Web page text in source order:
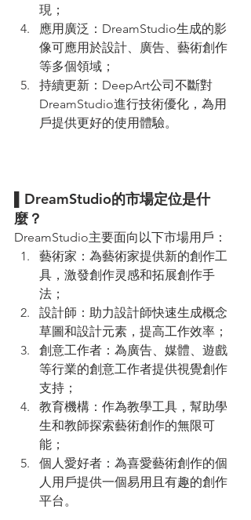
現；
應用廣泛：DreamStudio生成的影
像可應用於設計、廣告、藝術創作
等多個領域；
持續更新：DeepArt公司不斷對
DreamStudio進行技術優化，為用
戶提供更好的使用體驗。
▌DreamStudio的市場定位是什
麼？
DreamStudio主要面向以下市場用戶：
藝術家：為藝術家提供新的創作工
具，激發創作灵感和拓展創作手
法；
設計師：助力設計師快速生成概念
草圖和設計元素，提高工作效率；
創意工作者：為廣告、媒體、遊戲
等行業的創意工作者提供視覺創作
支持；
教育機構：作為教學工具，幫助學
生和教師探索藝術創作的無限可
能；
個人愛好者：為喜愛藝術創作的個
人用戶提供一個易用且有趣的創作
平台。